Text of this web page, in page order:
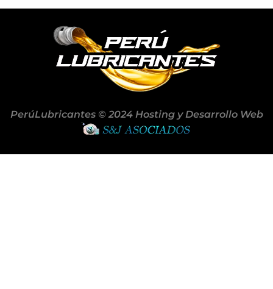
PerúLubricantes © 2024 Hosting y Desarrollo Web